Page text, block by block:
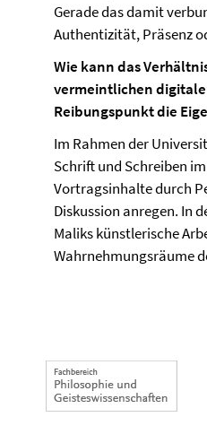
Gerade das damit
Authentizität, Präsenz
Wie kann das
vermeintlichen
Reibungspunkt die
Im Rahmen der
Schrift und Schreiben
Vortragsinhalte durch
Diskussion anregen. In
Maliks künstlerische
Wahrnehmungsräume